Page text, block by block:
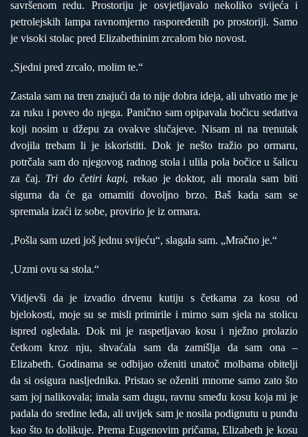
savršenom redu. Prostoriju je osvjetljavalo nekoliko svijeća i
petrolejskih lampa ravnomjerno raspoređenih po prostoriji. Samo
je visoki stolac pred Elizabethinim zrcalom bio novost.
„Sjedni pred zrcalo, molim te.“
Zastala sam na tren znajući da to nije dobra ideja, ali uhvatio me je
za ruku i poveo do njega. Panično sam opipavala bočicu sedativa
koji nosim u džepu za ovakve slučajeve. Nisam ni na trenutak
dvojila trebam li je iskoristiti. Dok je nešto tražio po ormaru,
potrčala sam do njegovog radnog stola i ulila pola bočice u šalicu
za čaj. Tri do četiri kapi, rekao je doktor, ali morala sam biti
sigurna da će ga omamiti dovoljno brzo. Baš kada sam se
spremala izaći iz sobe, provirio je iz ormara.
„Pošla sam uzeti još jednu svijeću“, slagala sam. „Mračno je.“
„Uzmi ovu sa stola.“
Vidjevši da je izvadio drvenu kutiju s četkama za kosu od
bjelokosti, moje su se misli primirile i mirno sam sjela na stolicu
ispred ogledala. Dok mi je raspetljavao kosu i nježno prolazio
četkom kroz nju, shvaćala sam da zamišlja da sam ona –
Elizabeth. Godinama se odbijao oženiti unatoč molbama obitelji
da si osigura nasljednika. Pristao se oženiti mnome samo zato što
sam joj nalikovala; imala sam dugu, ravnu smeđu kosu koja mi je
padala do sredine leđa, ali uvijek sam je nosila podignutu u punđu
kao što to dolikuje. Prema Eugenovim pričama, Elizabeth je kosu